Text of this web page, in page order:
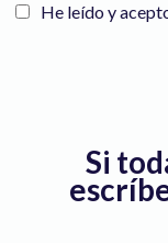
o
He leído y
Si